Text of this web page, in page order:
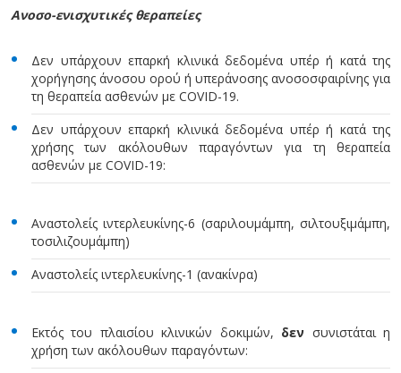
Ανοσο-ενισχυτικές θεραπείες
Δεν υπάρχουν επαρκή κλινικά δεδομένα υπέρ ή κατά της
χορήγησης άνοσου ορού ή υπεράνοσης ανοσοσφαιρίνης για
τη θεραπεία ασθενών με COVID-19.
Δεν υπάρχουν επαρκή κλινικά δεδομένα υπέρ ή κατά της
χρήσης των ακόλουθων παραγόντων για τη θεραπεία
ασθενών με COVID-19:
Αναστολείς ιντερλευκίνης-6 (σαριλουμάμπη, σιλτουξιμάμπη,
τοσιλιζουμάμπη)
Αναστολείς ιντερλευκίνης-1 (ανακίνρα)
Εκτός του πλαισίου κλινικών δοκιμών, δεν συνιστάται η
χρήση των ακόλουθων παραγόντων: